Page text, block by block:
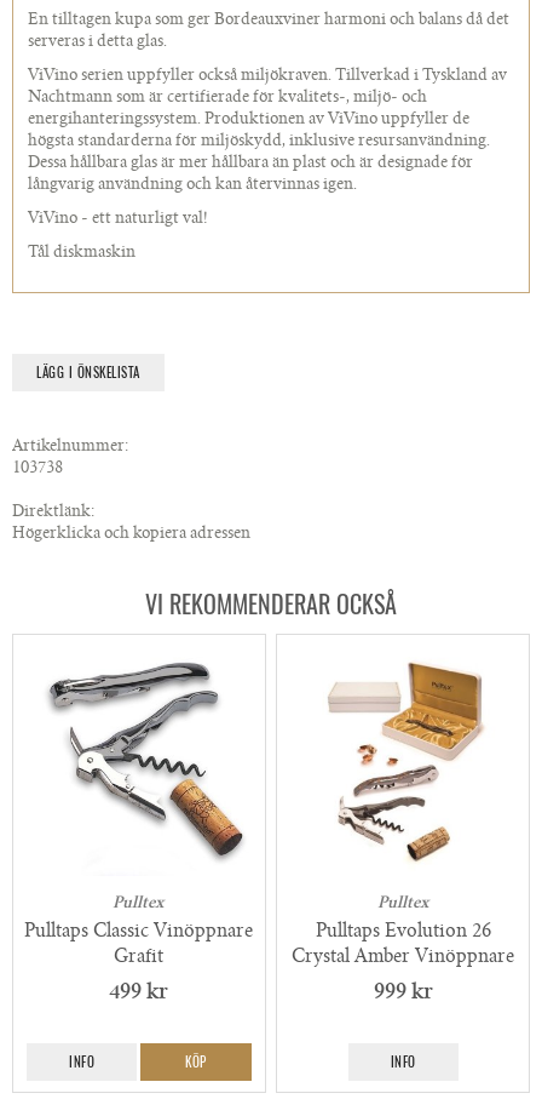
En tilltagen kupa som ger Bordeauxviner harmoni och balans då det
serveras i detta glas.
ViVino serien uppfyller också miljökraven. Tillverkad i Tyskland av
Nachtmann som är certifierade för kvalitets-, miljö- och
energihanteringssystem. Produktionen av ViVino uppfyller de
högsta standarderna för miljöskydd, inklusive resursanvändning.
Dessa hållbara glas är mer hållbara än plast och är designade för
långvarig användning och kan återvinnas igen.
ViVino - ett naturligt val!
Tål diskmaskin
LÄGG I ÖNSKELISTA
Artikelnummer:
103738
Direktlänk:
Högerklicka och kopiera adressen
VI REKOMMENDERAR OCKSÅ
Pulltex
Pulltaps Classic Vinöppnare
Grafit
499 kr
INFO KÖP
Pulltex
Pulltaps Evolution 26
Crystal Amber Vinöppnare
999 kr
INFO